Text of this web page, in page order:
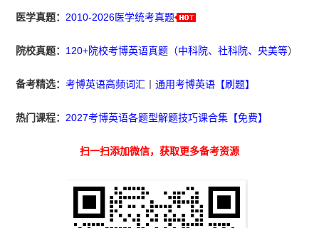
医学真题： 2010-2026医学统考真题
院校真题： 120+院校考博英语真题（中科院、社科院、央美等）
备考精选：考博英语高频词汇 丨通用考博英语【刷题】
热门课程： 2027考博英语各题型解题技巧课合集【免费】
扫一扫添加微信，获取更多备考资源